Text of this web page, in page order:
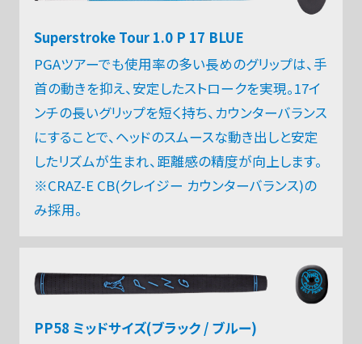
Superstroke Tour 1.0 P 17 BLUE
PGAツアーでも使用率の多い長めのグリップは、手
首の動きを抑え、安定したストロークを実現。17イ
ンチの長いグリップを短く持ち、カウンターバランス
にすることで、ヘッドのスムースな動き出しと安定
したリズムが生まれ、距離感の精度が向上します。
※CRAZ-E CB(クレイジー カウンターバランス)の
み採用。
PP58 ミッドサイズ(ブラック / ブルー)